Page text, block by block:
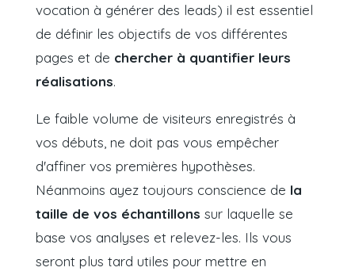
vocation à générer des leads) il est essentiel
de définir les objectifs de vos différentes
pages et de chercher à quantifier leurs
réalisations.
Le faible volume de visiteurs enregistrés à
vos débuts, ne doit pas vous empêcher
d'affiner vos premières hypothèses.
Néanmoins ayez toujours conscience de la
taille de vos échantillons sur laquelle se
base vos analyses et relevez-les. Ils vous
seront plus tard utiles pour mettre en